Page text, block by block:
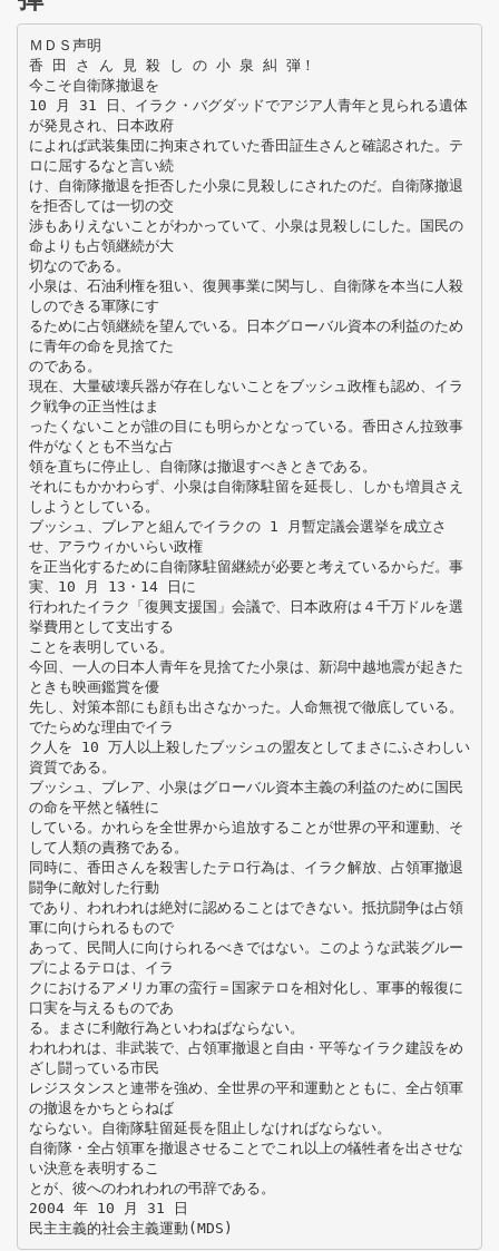
ＭＤＳ声明
香 田 さ ん 見 殺 し の 小 泉 糾 弾！
今こそ自衛隊撤退を
10 月 31 日、イラク・バグダッドでアジア人青年と見られる遺体
が発見され、日本政府
によれば武装集団に拘束されていた香田証生さんと確認された。テ
ロに屈するなと言い続
け、自衛隊撤退を拒否した小泉に見殺しにされたのだ。自衛隊撤退
を拒否しては一切の交
渉もありえないことがわかっていて、小泉は見殺しにした。国民の
命よりも占領継続が大
切なのである。
小泉は、石油利権を狙い、復興事業に関与し、自衛隊を本当に人殺
しのできる軍隊にす
るために占領継続を望んでいる。日本グローバル資本の利益のため
に青年の命を見捨てた
のである。
現在、大量破壊兵器が存在しないことをブッシュ政権も認め、イラ
ク戦争の正当性はま
ったくないことが誰の目にも明らかとなっている。香田さん拉致事
件がなくとも不当な占
領を直ちに停止し、自衛隊は撤退すべきときである。
それにもかかわらず、小泉は自衛隊駐留を延長し、しかも増員さえ
しようとしている。
ブッシュ、ブレアと組んでイラクの 1 月暫定議会選挙を成立さ
せ、アラウィかいらい政権
を正当化するために自衛隊駐留継続が必要と考えているからだ。事
実、10 月 13・14 日に
行われたイラク「復興支援国」会議で、日本政府は４千万ドルを選
挙費用として支出する
ことを表明している。
今回、一人の日本人青年を見捨てた小泉は、新潟中越地震が起きた
ときも映画鑑賞を優
先し、対策本部にも顔も出さなかった。人命無視で徹底している。
でたらめな理由でイラ
ク人を 10 万人以上殺したブッシュの盟友としてまさにふさわしい
資質である。
ブッシュ、ブレア、小泉はグローバル資本主義の利益のために国民
の命を平然と犠牲に
している。かれらを全世界から追放することが世界の平和運動、そ
して人類の責務である。
同時に、香田さんを殺害したテロ行為は、イラク解放、占領軍撤退
闘争に敵対した行動
であり、われわれは絶対に認めることはできない。抵抗闘争は占領
軍に向けられるもので
あって、民間人に向けられるべきではない。このような武装グルー
プによるテロは、イラ
クにおけるアメリカ軍の蛮行＝国家テロを相対化し、軍事的報復に
口実を与えるものであ
る。まさに利敵行為といわねばならない。
われわれは、非武装で、占領軍撤退と自由・平等なイラク建設をめ
ざし闘っている市民
レジスタンスと連帯を強め、全世界の平和運動とともに、全占領軍
の撤退をかちとらねば
ならない。自衛隊駐留延長を阻止しなければならない。
自衛隊・全占領軍を撤退させることでこれ以上の犠牲者を出させな
い決意を表明するこ
とが、彼へのわれわれの弔辞である。
2004 年 10 月 31 日